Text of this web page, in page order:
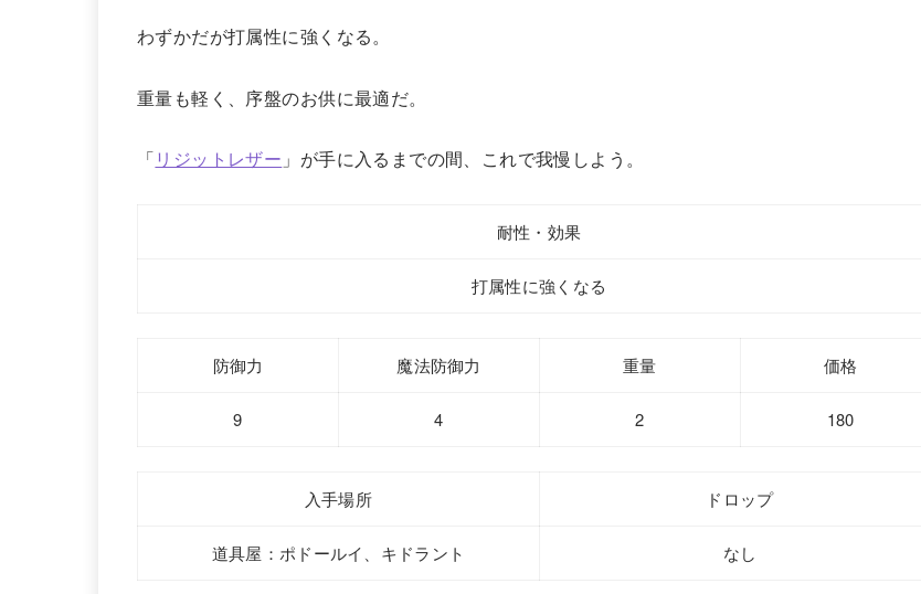
わずかだが打属性に強くなる。
重量も軽く、序盤のお供に最適だ。
「リジットレザー 」が手に入るまでの間、これで我慢しよう。
耐性・効果
打属性に強くなる
防御力 魔法防御力 重量 価格
9 4 2 180
入手場所 ドロップ
道具屋：ポドールイ、キドラント なし